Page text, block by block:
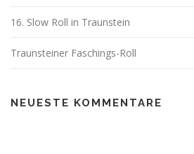
16. Slow Roll in Traunstein
Traunsteiner Faschings-Roll
NEUESTE KOMMENTARE